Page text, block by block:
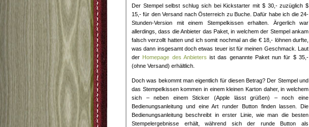
Der Stempel selbst schlug sich bei Kickstarter mit $ 30,- zuzüglich $
15,- für den Versand nach Österreich zu Buche. Dafür habe ich die 24-
Stunden-Version mit einem Stempelkissen erhalten. Ärgerlich war
allerdings, dass die Anbieter das Paket, in welchem der Stempel ankam
falsch verzollt hatten und ich somit nochmal an die € 18,- löhnen durfte,
was dann insgesamt doch etwas teuer ist für meinen Geschmack. Laut
der Homepage des Anbieters ist das genannte Paket nun für $ 35,-
(ohne Versand) erhältlich.
Doch was bekommt man eigentlich für diesen Betrag? Der Stempel und
das Stempelkissen kommen in einem kleinen Karton daher, in welchem
sich – neben einem Sticker (Apple lässt grüßen) – noch eine
Bedienungsanleitung und eine Art runder Button finden lassen. Die
Bedienungsanleitung beschreibt in erster Linie, wie man die besten
Stempelergebnisse erhält, während sich der runde Button als